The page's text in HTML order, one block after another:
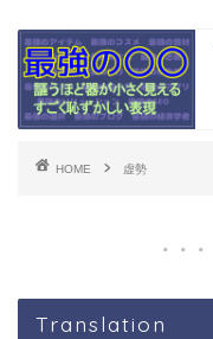
HOME 虚勢
Translation